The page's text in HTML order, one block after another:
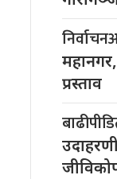
प्रस्ताव